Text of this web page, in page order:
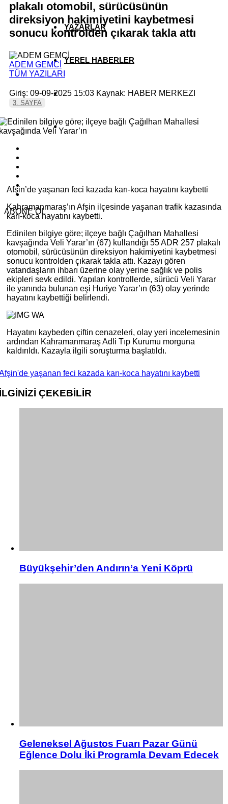
YAZARLAR
YEREL HABERLER
plakalı otomobil, sürücüsünün
direksiyon hakimiyetini kaybetmesi
sonucu kontrolden çıkarak takla attı
ADEM GEMCİ
TÜM YAZILARI
Giriş: 09-09-2025 15:03 Kaynak: HABER MERKEZI
3. SAYFA
ABONE OL
Afşin’de yaşanan feci kazada karı-koca hayatını kaybetti
Kahramanmaraş’ın Afşin ilçesinde yaşanan trafik kazasında
karı-koca hayatını kaybetti.
Edinilen bilgiye göre; ilçeye bağlı Çağılhan Mahallesi
kavşağında Veli Yarar’ın (67) kullandığı 55 ADR 257 plakalı
otomobil, sürücüsünün direksiyon hakimiyetini kaybetmesi
sonucu kontrolden çıkarak takla attı. Kazayı gören
vatandaşların ihbarı üzerine olay yerine sağlık ve polis
ekipleri sevk edildi. Yapılan kontrollerde, sürücü Veli Yarar
ile yanında bulunan eşi Huriye Yarar’ın (63) olay yerinde
hayatını kaybettiği belirlendi.
Hayatını kaybeden çiftin cenazeleri, olay yeri incelemesinin
ardından Kahramanmaraş Adli Tıp Kurumu morguna
kaldırıldı. Kazayla ilgili soruşturma başlatıldı.
yaşanan feci kazada karı-koca hayatını kaybetti
ÇEKEBİLİR
Büyükşehir’den Andırın’a Yeni Köprü
Geleneksel Ağustos Fuarı Pazar Günü
Eğlence Dolu İki Programla Devam Edecek